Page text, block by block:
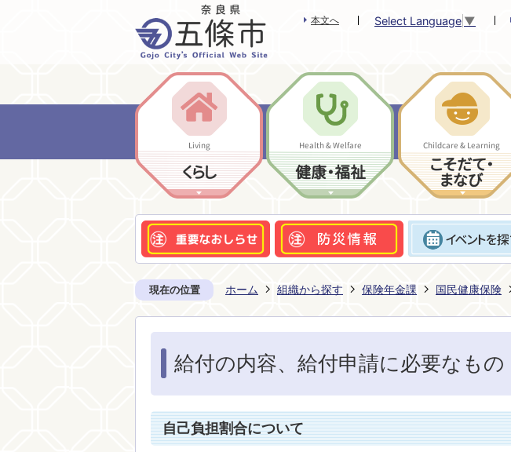
本文へ Select Language ▼
Living
くらし
Health & Welfare
健康・福祉
Childcare & Learning
こそだて・
まなび
現在の位置 ホーム 組織から探す 保険年金課 国民健康保険
給付の内容、給付申請に必要なもの
自己負担割合について